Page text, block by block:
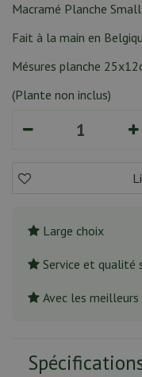
Macramé Planche
Fait à la main en
Mésures planche
(Plante non inclus)
Large choix
Service et
Avec les